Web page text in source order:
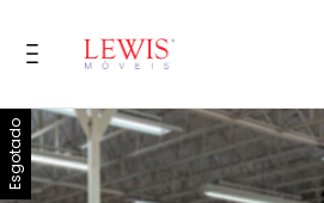
Esgotado